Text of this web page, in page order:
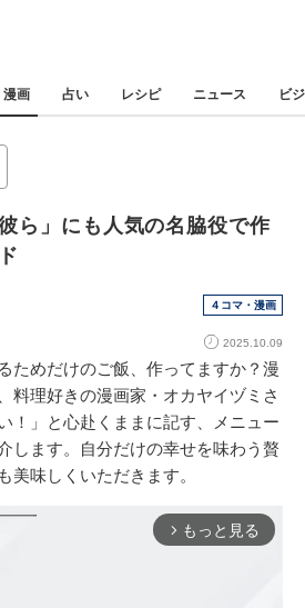
漫画 占い レシピ ニュース ビ
ら」にも人気の名脇役で作
４コマ・漫画
2025.10.09
ためだけのご飯、作ってますか？漫
料理好きの漫画家・オカヤイヅミさ
！」と心赴くままに記す、メニュー
します。自分だけの幸せを味わう贅
味しくいただきます。
arrow_forward_ios もっと見る